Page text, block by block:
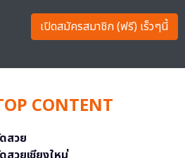
เปิดสมัครสมาชิก (ฟรี) เร็วๆนี้
CONTENT
สวย